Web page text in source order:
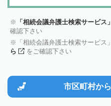
「相続会議弁護士検索サービ
確認下さい
「相続会議弁護士検索サービ
ら
をご確認下さい
市区町村から